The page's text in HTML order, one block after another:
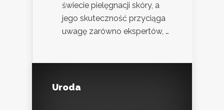
świecie pielęgnacji skóry, a
jego skuteczność przyciąga
uwagę zarówno ekspertów, …
Uroda